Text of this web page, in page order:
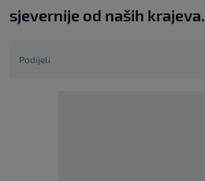
sjevernije od naših krajeva.
Podijeli